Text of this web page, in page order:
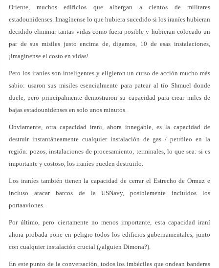
Oriente, muchos edificios que albergan a cientos de militares
estadounidenses. Imagínense lo que hubiera sucedido si los iraníes hubieran
decidido eliminar tantas vidas como fuera posible y hubieran colocado un
par de sus misiles justo encima de, digamos, 10 de esas instalaciones,
¡imagínense el costo en vidas!
Pero los iraníes son inteligentes y eligieron un curso de acción mucho más
sabio: usaron sus misiles esencialmente para patear al tío Shmuel donde
duele, pero principalmente demostraron su capacidad para crear miles de
bajas estadounidenses en solo unos minutos.
Obviamente, otra capacidad iraní, ahora innegable, es la capacidad de
destruir instantáneamente cualquier instalación de gas / petróleo en la
región: pozos, instalaciones de procesamiento, terminales, lo que sea: si es
importante y costoso, los iraníes pueden destruirlo.
Los iraníes también tienen la capacidad de cerrar el Estrecho de Ormuz e
incluso atacar barcos de la USNavy, posiblemente incluidos los
portaaviones.
Por último, pero ciertamente no menos importante, esta capacidad iraní
ahora probada pone en peligro todos los edificios gubernamentales, junto
con cualquier instalación crucial (¿alguien Dimona?).
En este punto de la conversación, todos los imbéciles que ondean banderas